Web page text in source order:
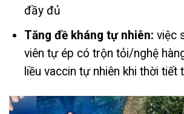
đầy đủ
Tăng đề kháng tự nhiên:việc
viên tự ép có trộn tỏi/nghệ
liều vaccin tự nhiên khi thời tiết